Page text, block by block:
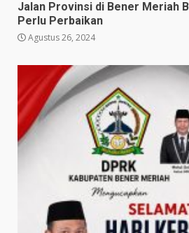
Jalan Provinsi di Bener Meriah
Perlu Perbaikan
Agustus 26, 2024